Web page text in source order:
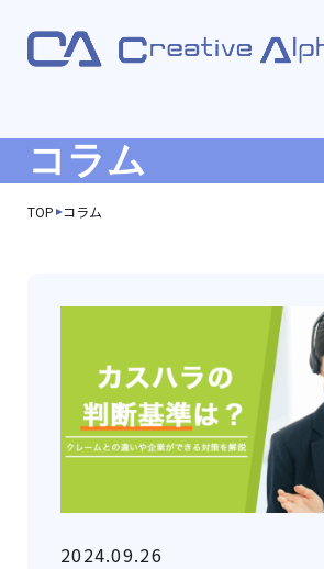
コラム
TOP コラム
2024.09.26